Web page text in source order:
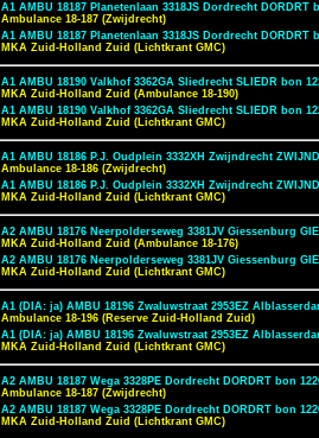
A1 AMBU 18187 Planetenlaan 3318JS Dordrecht DORDRT
Ambulance 18-187 (Zwijdrecht)
A1 AMBU 18187 Planetenlaan 3318JS Dordrecht DORDRT
MKA Zuid-Holland Zuid (Lichtkrant GMC)
A1 AMBU 18190 Valkhof 3362GA Sliedrecht SLIEDR bon
MKA Zuid-Holland Zuid (Ambulance 18-190)
A1 AMBU 18190 Valkhof 3362GA Sliedrecht SLIEDR bon
MKA Zuid-Holland Zuid (Lichtkrant GMC)
A1 AMBU 18186 P.J. Oudplein 3332XH Zwijndrecht
Ambulance 18-186 (Zwijdrecht)
A1 AMBU 18186 P.J. Oudplein 3332XH Zwijndrecht
MKA Zuid-Holland Zuid (Lichtkrant GMC)
A2 AMBU 18176 Neerpolderseweg 3381JV Giessenburg
MKA Zuid-Holland Zuid (Ambulance 18-176)
A2 AMBU 18176 Neerpolderseweg 3381JV Giessenburg
MKA Zuid-Holland Zuid (Lichtkrant GMC)
A1 (DIA: ja) AMBU 18196 Zwaluwstraat 2953EZ
Ambulance 18-196 (Reserve Zuid-Holland Zuid)
A1 (DIA: ja) AMBU 18196 Zwaluwstraat 2953EZ
MKA Zuid-Holland Zuid (Lichtkrant GMC)
A2 AMBU 18187 Wega 3328PE Dordrecht DORDRT bon
Ambulance 18-187 (Zwijdrecht)
A2 AMBU 18187 Wega 3328PE Dordrecht DORDRT bon
MKA Zuid-Holland Zuid (Lichtkrant GMC)